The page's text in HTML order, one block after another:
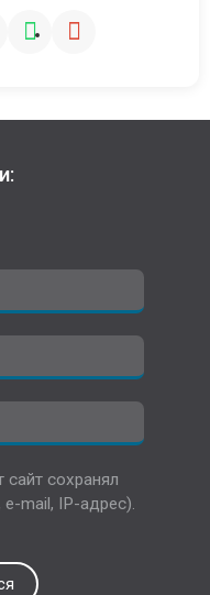
сохранял
mail, IP-адрес).